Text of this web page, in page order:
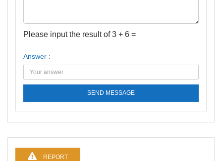
Please input the result of 3 + 6 =
Answer :
SEND MESSAGE
REPORT